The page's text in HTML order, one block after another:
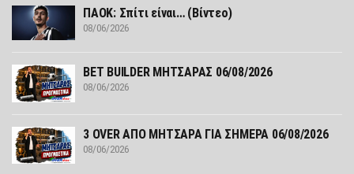
ΠΑΟΚ: Σπίτι είναι… (Βίντεο)
08/06/2026
ΒΕΤ BUILDER ΜΗΤΣΑΡΑΣ 06/08/2026
08/06/2026
3 OVER ΑΠΟ ΜΗΤΣΑΡΑ ΓΙΑ ΣΗΜΕΡΑ 06/08/2026
08/06/2026